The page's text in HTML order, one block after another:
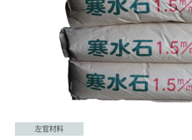
左官材料